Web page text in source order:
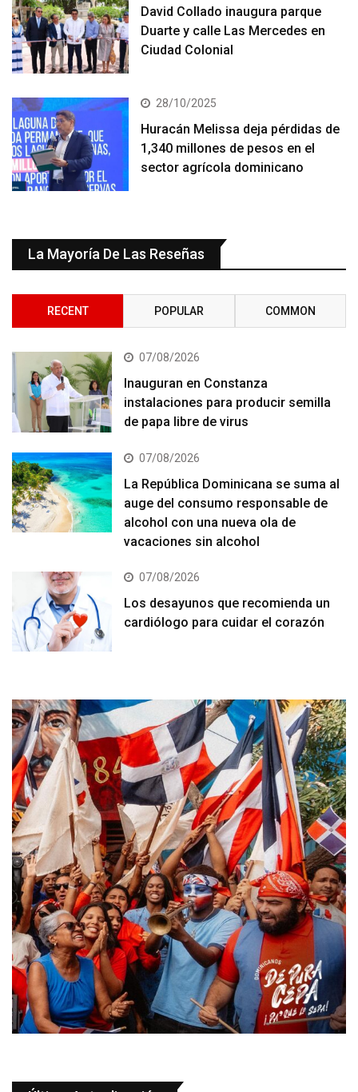
David Collado inaugura parque
Duarte y calle Las Mercedes en
Ciudad Colonial
28/10/2025
Huracán Melissa deja pérdidas de
1,340 millones de pesos en el
sector agrícola dominicano
La Mayoría De Las Reseñas
RECENT POPULAR COMMON
07/08/2026
Inauguran en Constanza
instalaciones para producir semilla
de papa libre de virus
07/08/2026
La República Dominicana se suma al
auge del consumo responsable de
alcohol con una nueva ola de
vacaciones sin alcohol
07/08/2026
Los desayunos que recomienda un
cardiólogo para cuidar el corazón